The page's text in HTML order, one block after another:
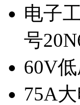
电子
号
60V
75A